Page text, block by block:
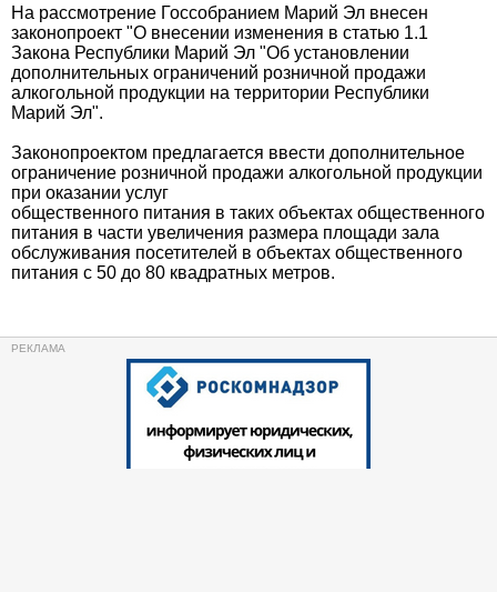
На рассмотрение Госсобранием Марий Эл внесен
законопроект "О внесении изменения в статью 1.1
Закона Республики Марий Эл "Об установлении
дополнительных ограничений розничной продажи
алкогольной продукции на территории Республики
Марий Эл".
Законопроектом предлагается ввести дополнительное
ограничение розничной продажи алкогольной продукции
при оказании услуг
общественного питания в таких объектах общественного
питания в части увеличения размера площади зала
обслуживания посетителей в объектах общественного
питания с 50 до 80 квадратных метров.